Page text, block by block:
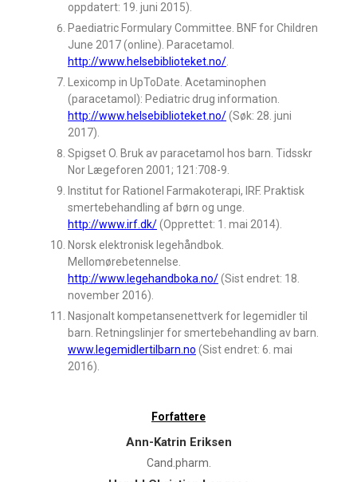
oppdatert: 19. juni 2015).
Paediatric Formulary Committee. BNF for Children
June 2017 (online). Paracetamol.
http://www.helsebiblioteket.no/
Lexicomp in UpToDate. Acetaminophen
(paracetamol): Pediatric drug information.
http://www.helsebiblioteket.no/(Søk: 28. juni
2017).
Spigset O. Bruk av paracetamol hos barn. Tidsskr
Nor Lægeforen 2001; 121:708-9.
Institut for Rationel Farmakoterapi, IRF. Praktisk
smertebehandling af børn og unge.
http://www.irf.dk/(Opprettet: 1. mai 2014).
Norsk elektronisk legehåndbok.
Mellomørebetennelse.
http://www.legehandboka.no/(Sist endret: 18.
november 2016).
Nasjonalt kompetansenettverk for legemidler til
barn. Retningslinjer for smertebehandling av barn.
www.legemidlertilbarn.no (Sist endret: 6. mai
2016).
Forfattere
Ann-Katrin Eriksen
Cand.pharm.